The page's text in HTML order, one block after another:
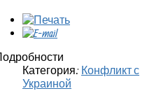
Категория: Конфликт с
Украиной